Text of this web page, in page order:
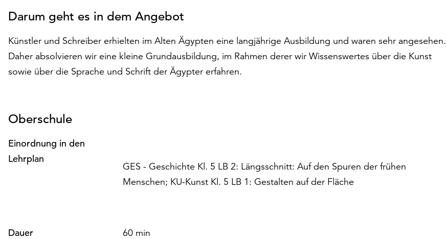
Darum geht es in dem Angebot
Künstler und Schreiber erhielten im Alten Ägypten eine langjährige Ausbildung und waren sehr angesehen.
Daher absolvieren wir eine kleine Grundausbildung, im Rahmen derer wir Wissenswertes über die Kunst
sowie über die Sprache und Schrift der Ägypter erfahren.
Oberschule
Einordnung in den
Lehrplan
GES - Geschichte Kl. 5 LB 2: Längsschnitt: Auf den Spuren der frühen
Menschen; KU-Kunst Kl. 5 LB 1: Gestalten auf der Fläche
Dauer
60 min